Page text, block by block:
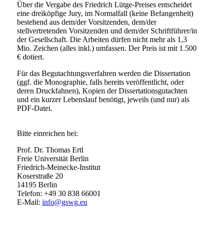
Über die Vergabe des Friedrich Lütge-Preises entscheidet
eine dreiköpfige Jury, im Normalfall (keine Befangenheit)
bestehend aus dem/der Vorsitzenden, dem/der
stellvertretenden Vorsitzenden und dem/der Schriftführer/in
der Gesellschaft. Die Arbeiten dürfen nicht mehr als 1,3
Mio. Zeichen (alles inkl.) umfassen. Der Preis ist mit 1.500
€ dotiert.
Für das Begutachtungsverfahren werden die Dissertation
(ggf. die Monographie, falls bereits veröffentlicht, oder
deren Druckfahnen), Kopien der Dissertationsgutachten
und ein kurzer Lebenslauf benötigt, jeweils (und nur) als
PDF-Datei.
Bitte einreichen bei:
Prof. Dr. Thomas Ertl
Freie Universität Berlin
Friedrich-Meinecke-Institut
Koserstraße 20
14195 Berlin
Telefon: +49 30 838 66001
E-Mail: info@gswg.eu